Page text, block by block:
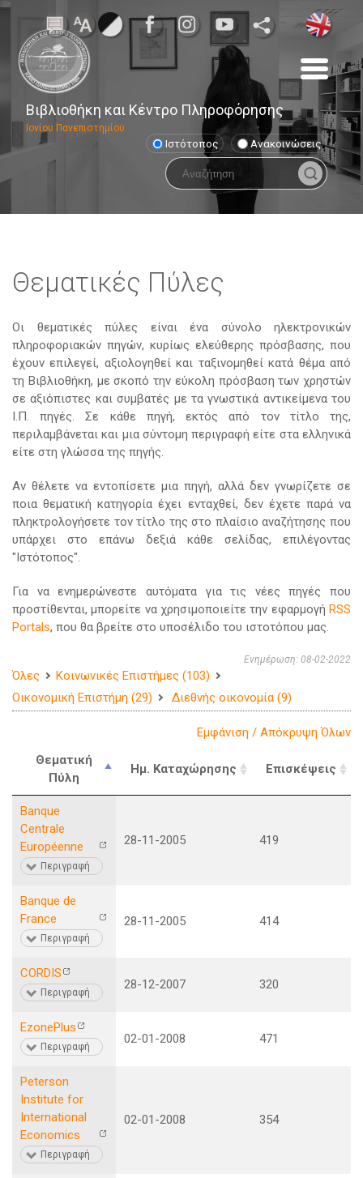
Βιβλιοθήκη και Κέντρο Πληροφόρησης
Ιονίου Πανεπιστημίου
Ιστότοπος Ανακοινώσεις
Θεματικές Πύλες
Οι θεματικές πύλες είναι ένα σύνολο ηλεκτρονικών
πληροφοριακών πηγών, κυρίως ελεύθερης πρόσβασης, που
έχουν επιλεγεί, αξιολογηθεί και ταξινομηθεί κατά θέμα από
τη Βιβλιοθήκη, με σκοπό την εύκολη πρόσβαση των χρηστών
σε αξιόπιστες και συμβατές με τα γνωστικά αντικείμενα του
Ι.Π. πηγές. Σε κάθε πηγή, εκτός από τον τίτλο της,
περιλαμβάνεται και μια σύντομη περιγραφή είτε στα ελληνικά
είτε στη γλώσσα της πηγής.
Αν θέλετε να εντοπίσετε μια πηγή, αλλά δεν γνωρίζετε σε
ποια θεματική κατηγορία έχει ενταχθεί, δεν έχετε παρά να
πληκτρολογήσετε τον τίτλο της στο πλαίσιο αναζήτησης που
υπάρχει στο επάνω δεξιά κάθε σελίδας, επιλέγοντας
"Ιστότοπος".
Για να ενημερώνεστε αυτόματα για τις νέες πηγές που
προστίθενται, μπορείτε να χρησιμοποιείτε την εφαρμογή RSS
Portals, που θα βρείτε στο υποσέλιδο του ιστοτόπου μας.
Ενημέρωση: 08-02-2022
Όλες
Κοινωνικές Επιστήμες (103)
Οικονομική Επιστήμη (29)
Διεθνής οικονομία (9)
Εμφάνιση / Απόκρυψη Όλων
Θεματική
Πύλη
Ημ. Καταχώρησης Επισκέψεις
Banque
Centrale
Européenne
Περιγραφή
28-11-2005 419
Banque de
France
Περιγραφή
28-11-2005 414
CORDIS
Περιγραφή
28-12-2007 320
EzonePlus
Περιγραφή
02-01-2008 471
Peterson
Institute for
International
Economics
Περιγραφή
02-01-2008 354